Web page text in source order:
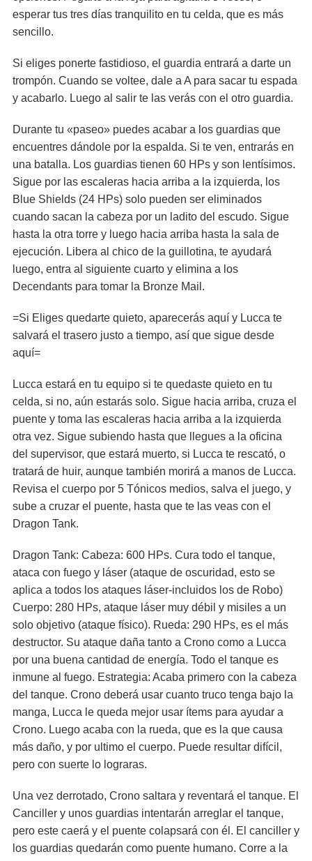
esperar tus tres días tranquilito en tu celda, que es más
sencillo.
Si eliges ponerte fastidioso, el guardia entrará a darte un
trompón. Cuando se voltee, dale a A para sacar tu espada
y acabarlo. Luego al salir te las verás con el otro guardia.
Durante tu «paseo» puedes acabar a los guardias que
encuentres dándole por la espalda. Si te ven, entrarás en
una batalla. Los guardias tienen 60 HPs y son lentísimos.
Sigue por las escaleras hacia arriba a la izquierda, los
Blue Shields (24 HPs) solo pueden ser eliminados
cuando sacan la cabeza por un ladito del escudo. Sigue
hasta la otra torre y luego hacia arriba hasta la sala de
ejecución. Libera al chico de la guillotina, te ayudará
luego, entra al siguiente cuarto y elimina a los
Decendants para tomar la Bronze Mail.
=Si Eliges quedarte quieto, aparecerás aquí y Lucca te
salvará el trasero justo a tiempo, así que sigue desde
aquí=
Lucca estará en tu equipo si te quedaste quieto en tu
celda, si no, aún estarás solo. Sigue hacia arriba, cruza el
puente y toma las escaleras hacia arriba a la izquierda
otra vez. Sigue subiendo hasta que llegues a la oficina
del supervisor, que estará muerto, si Lucca te rescató, o
tratará de huir, aunque también morirá a manos de Lucca.
Revisa el cuerpo por 5 Tónicos medios, salva el juego, y
sube a cruzar el puente, hasta que te las veas con el
Dragon Tank.
Dragon Tank: Cabeza: 600 HPs. Cura todo el tanque,
ataca con fuego y láser (ataque de oscuridad, esto se
aplica a todos los ataques láser-incluidos los de Robo)
Cuerpo: 280 HPs, ataque láser muy débil y misiles a un
solo objetivo (ataque físico). Rueda: 290 HPs, es el más
destructor. Su ataque daña tanto a Crono como a Lucca
por una buena cantidad de energía. Todo el tanque es
inmune al fuego. Estrategia: Acaba primero con la cabeza
del tanque. Crono deberá usar cuanto truco tenga bajo la
manga, Lucca le queda mejor usar ítems para ayudar a
Crono. Luego acaba con la rueda, que es la que causa
más daño, y por ultimo el cuerpo. Puede resultar difícil,
pero con suerte lo lograras.
Una vez derrotado, Crono saltara y reventará el tanque. El
Canciller y unos guardias intentarán arreglar el tanque,
pero este caerá y el puente colapsará con él. El canciller y
los guardias quedarán como puente humano. Corre a la